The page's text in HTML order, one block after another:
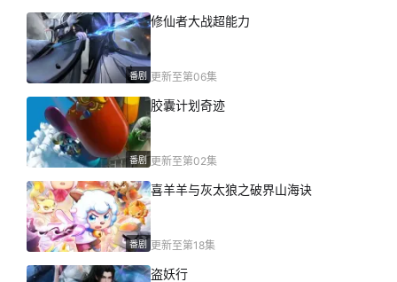
番剧
修仙者大战超能力
更新至第06集
番剧
胶囊计划奇迹
更新至第02集
番剧
喜羊羊与灰太狼之破界山海诀
更新至第18集
盗妖行